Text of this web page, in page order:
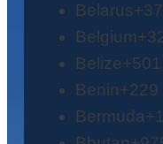
Belarus
Belgium
Belize+501
Benin+229
Bermuda+1